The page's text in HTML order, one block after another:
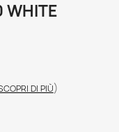
WHITE
DI PIÙ)